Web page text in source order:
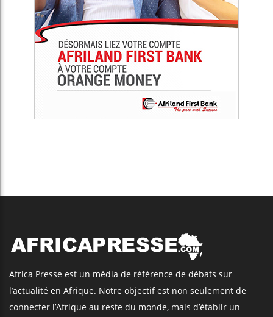
Africa Presse est un média de référence de débats sur
l’actualité en Afrique. Notre objectif est non seulement de
connecter l’Afrique au reste du monde, mais d’établir un